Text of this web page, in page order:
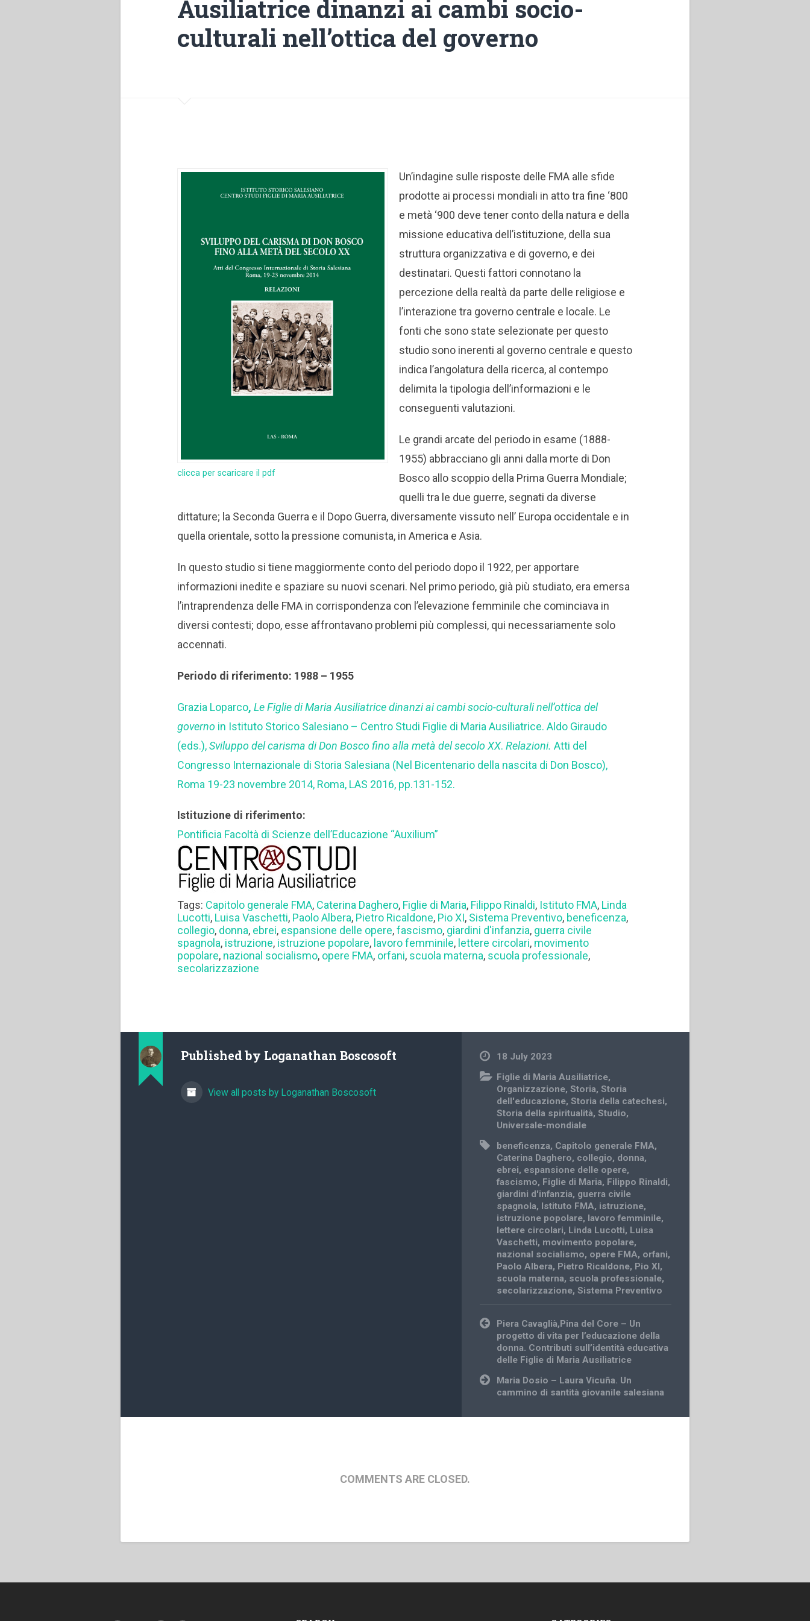
Ausiliatrice dinanzi ai cambi socio-
culturali nell’ottica del governo
clicca per scaricare il pdf
Un’indagine sulle risposte delle FMA alle sfide
prodotte ai processi mondiali in atto tra fine ‘800
e metà ‘900 deve tener conto della natura e della
missione educativa dell’istituzione, della sua
struttura organizzativa e di governo, e dei
destinatari. Questi fattori connotano la
percezione della realtà da parte delle religiose e
l’interazione tra governo centrale e locale. Le
fonti che sono state selezionate per questo
studio sono inerenti al governo centrale e questo
indica l’angolatura della ricerca, al contempo
delimita la tipologia dell’informazioni e le
conseguenti valutazioni.
Le grandi arcate del periodo in esame (1888-
1955) abbracciano gli anni dalla morte di Don
Bosco allo scoppio della Prima Guerra Mondiale;
quelli tra le due guerre, segnati da diverse
dittature; la Seconda Guerra e il Dopo Guerra, diversamente vissuto nell’ Europa occidentale e in
quella orientale, sotto la pressione comunista, in America e Asia.
In questo studio si tiene maggiormente conto del periodo dopo il 1922, per apportare
informazioni inedite e spaziare su nuovi scenari. Nel primo periodo, già più studiato, era emersa
l’intraprendenza delle FMA in corrispondenza con l’elevazione femminile che cominciava in
diversi contesti; dopo, esse affrontavano problemi più complessi, qui necessariamente solo
accennati.
Periodo di riferimento: 1988 – 1955
Grazia Loparco, Le Figlie di Maria Ausiliatrice dinanzi ai cambi socio-culturali nell’ottica del
governo in Istituto Storico Salesiano – Centro Studi Figlie di Maria Ausiliatrice. Aldo Giraudo
(eds.),Sviluppo del carisma di Don Bosco fino alla metà del secolo XX.Relazioni. Atti del
Congresso Internazionale di Storia Salesiana (Nel Bicentenario della nascita di Don Bosco),
Roma 19-23 novembre 2014, Roma, LAS 2016, pp.131-152.
Istituzione di riferimento:
Pontificia Facoltà di Scienze dell’Educazione “Auxilium”
Tags: Capitolo generale FMA, Caterina Daghero, Figlie di Maria, Filippo Rinaldi, Istituto FMA, Linda
Lucotti, Luisa Vaschetti, Paolo Albera, Pietro Ricaldone, Pio XI, Sistema Preventivo, beneficenza,
collegio, donna, ebrei, espansione delle opere,fascismo, giardini d'infanzia, guerra civile
spagnola, istruzione, istruzione popolare, lavoro femminile, lettere circolari, movimento
popolare, nazional socialismo, opere FMA, orfani, scuola materna, scuola professionale,
secolarizzazione
Published by Loganathan Boscosoft
View all posts by Loganathan Boscosoft
18 July 2023
Figlie di Maria Ausiliatrice,
Organizzazione,Storia,Storia
dell'educazione,Storia della catechesi,
Storia della spiritualità,Studio,
Universale-mondiale
beneficenza, Capitolo generale FMA,
Caterina Daghero, collegio, donna,
ebrei, espansione delle opere,
fascismo, Figlie di Maria, Filippo Rinaldi,
giardini d'infanzia, guerra civile
spagnola, Istituto FMA, istruzione,
istruzione popolare, lavoro femminile,
lettere circolari, Linda Lucotti, Luisa
Vaschetti, movimento popolare,
nazional socialismo, opere FMA, orfani,
Paolo Albera, Pietro Ricaldone, Pio XI,
scuola materna, scuola professionale,
secolarizzazione,Sistema Preventivo
Post
navigation
Piera Cavaglià,Pina del Core – Un
progetto di vita per l’educazione della
donna. Contributi sull’identità educativa
delle Figlie di Maria Ausiliatrice
Maria Dosio – Laura Vicuña. Un
cammino di santità giovanile salesiana
COMMENTS ARE CLOSED.